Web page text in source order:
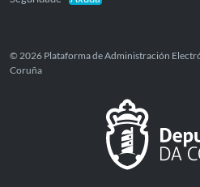
© 2026 Plataforma de Administración
Coruña